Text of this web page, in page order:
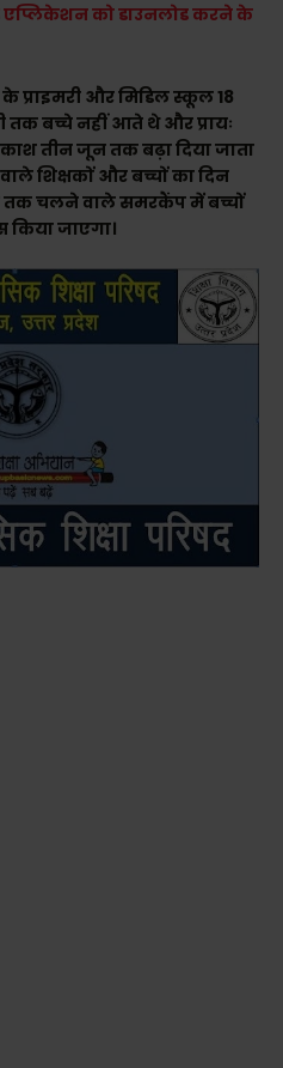
एप्लिकेशन को डाउनलोड करने के
के प्राइमरी और मिडिल स्कूल 18
बच्चे नहीं आते थे और प्रायः
तीन जून तक बढ़ा दिया जाता
शिक्षकों और बच्चों का दिन
तक चलने वाले समरकैंप में बच्चों
किया जाएगा।